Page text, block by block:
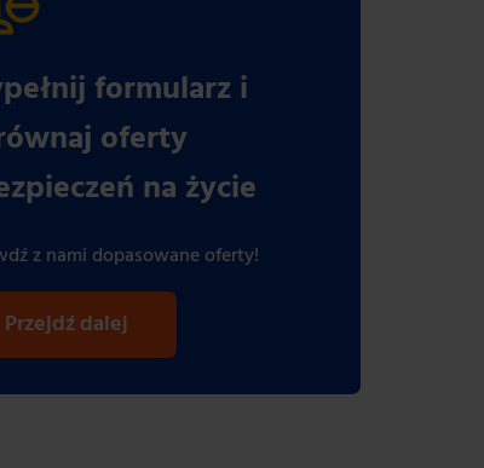
formularz i
oferty
na życie
z nami dopasowane oferty!
Przejdź dalej